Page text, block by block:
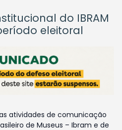
do IBRAM
eleitoral
atividades de comunicação
de Museus – Ibram e de